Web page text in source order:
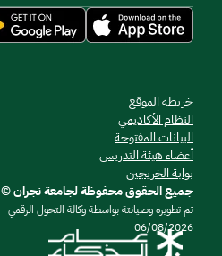
خريطة الموقع
النظام الأكاديمي
البيانات المفتوحة
أعضاء هيئة التدريس
بوابة الخريجين
جميع الحقوق محفوظة لجامعة نجران © 2026
تم تطويره وصيانتة بواسطة وكالة التحول الرقمي
06/08/2026